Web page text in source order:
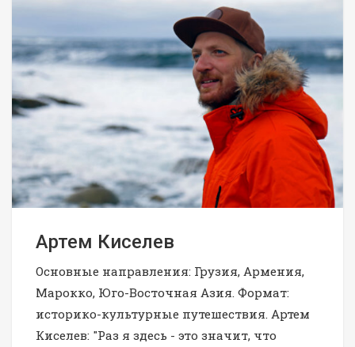
Артем Киселев
Основные направления: Грузия, Армения,
Марокко, Юго-Восточная Азия. Формат:
историко-культурные путешествия. Артем
Киселев: "Раз я здесь - это значит, что